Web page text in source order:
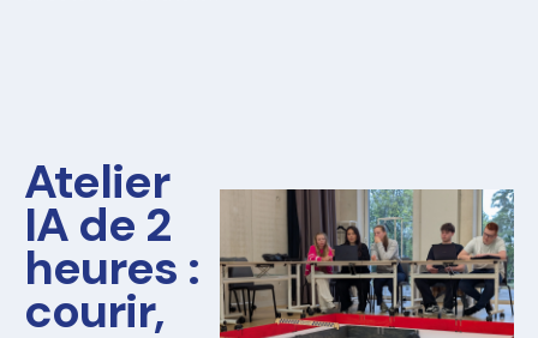
Atelier
IA de 2
heures :
courir,